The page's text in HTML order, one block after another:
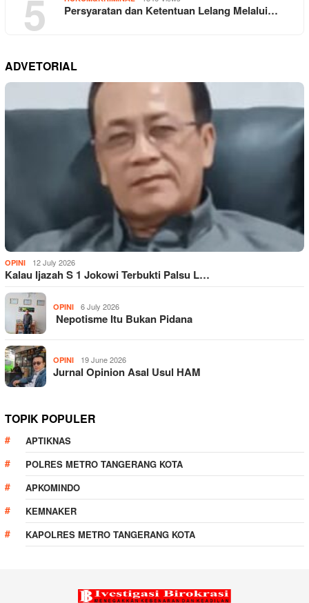
5 Persyaratan dan Ketentuan Lelang Melalui…
ADVETORIAL
OPINI 12 July 2026
Kalau Ijazah S 1 Jokowi Terbukti Palsu L…
OPINI 6 July 2026
Nepotisme Itu Bukan Pidana
OPINI 19 June 2026
Jurnal Opinion Asal Usul HAM
TOPIK POPULER
APTIKNAS
POLRES METRO TANGERANG KOTA
APKOMINDO
KEMNAKER
KAPOLRES METRO TANGERANG KOTA